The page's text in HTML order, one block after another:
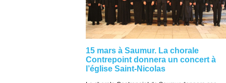
15 mars à Saumur. La chorale
Contrepoint donnera un concert à
l’église Saint-Nicolas